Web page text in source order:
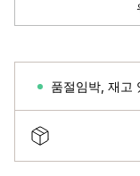
품절임박 재고